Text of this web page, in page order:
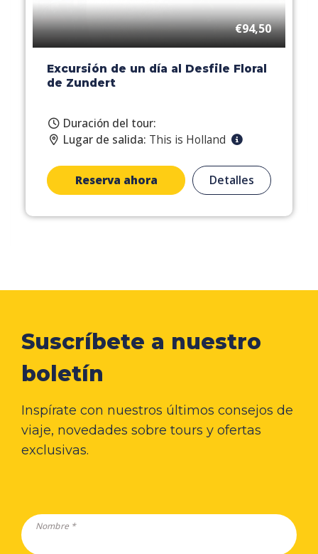
€94,50
Excursión de un día al Desfile Floral
de Zundert
Duración del tour:
Lugar de salida: This is Holland
Reserva ahora Detalles
Suscríbete a nuestro
boletín
Inspírate con nuestros últimos consejos de
viaje, novedades sobre tours y ofertas
exclusivas.
Nombre *